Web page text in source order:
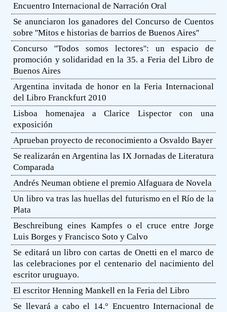
Encuentro Internacional de Narración Oral
Se anunciaron los ganadores del Concurso de Cuentos
sobre ''Mitos e historias de barrios de Buenos Aires''
Concurso ''Todos somos lectores'': un espacio de
promoción y solidaridad en la 35. a Feria del Libro de
Buenos Aires
Argentina invitada de honor en la Feria Internacional
del Libro Franckfurt 2010
Lisboa homenajea a Clarice Lispector con una
exposición
Aprueban proyecto de reconocimiento a Osvaldo Bayer
Se realizarán en Argentina las IX Jornadas de Literatura
Comparada
Andrés Neuman obtiene el premio Alfaguara de Novela
Un libro va tras las huellas del futurismo en el Río de la
Plata
Beschreibung eines Kampfes o el cruce entre Jorge
Luis Borges y Francisco Soto y Calvo
Se editará un libro con cartas de Onetti en el marco de
las celebraciones por el centenario del nacimiento del
escritor uruguayo.
El escritor Henning Mankell en la Feria del Libro
Se llevará a cabo el 14.° Encuentro Internacional de